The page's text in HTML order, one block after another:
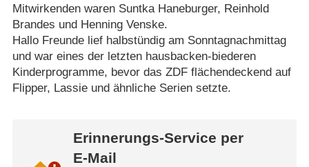
Mitwirkenden waren Suntka Haneburger, Reinhold
Brandes und Henning Venske.
Hallo Freunde lief halbstündig am Sonntagnachmittag
und war eines der letzten hausbacken-biederen
Kinderprogramme, bevor das ZDF flächendeckend auf
Flipper, Lassie und ähnliche Serien setzte.
Erinnerungs-Service per
E-Mail